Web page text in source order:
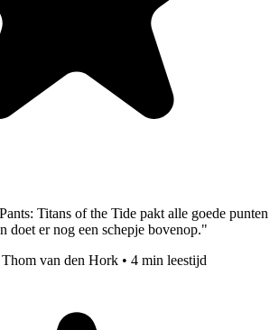
Titans of the Tide pakt alle goede punten
doet er nog een schepje bovenop."
Thom van den Hork • 4 min leestijd